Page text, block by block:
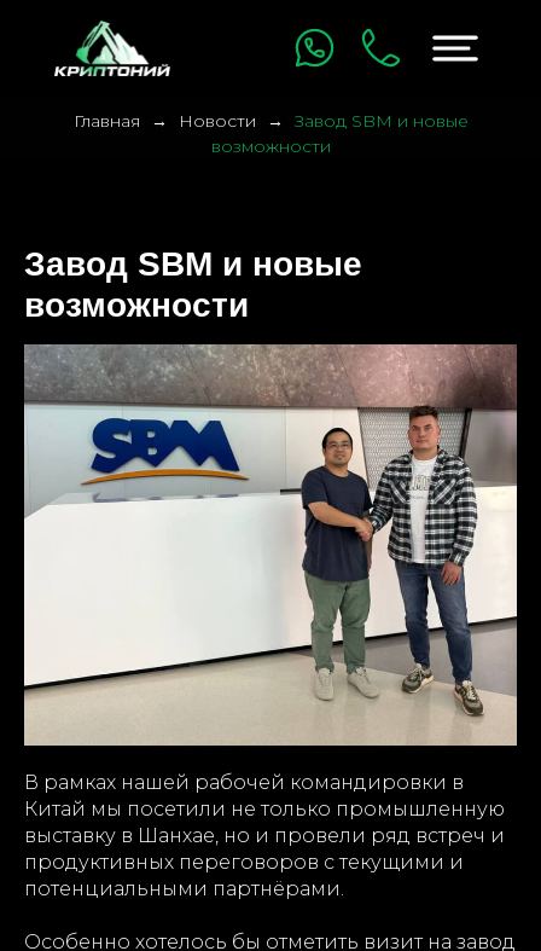
Главная Новости
Завод SBM и новые
возможности
Завод SBM и новые
возможности
В рамках нашей рабочей командировки в
Китай мы посетили не только промышленную
выставку в Шанхае, но и провели ряд встреч и
продуктивных переговоров с текущими и
потенциальными партнёрами.
Особенно хотелось бы отметить визит на завод